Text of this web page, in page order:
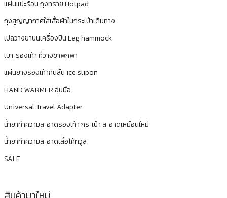
แผ่นแปะร้อน ถุงทราย Hotpad
ถุงสูญญากาศใส่เสื้อผ้าในกระเป๋าเดินทาง
เปลวางขาบนเครื่องบิน Leg hammock
เบาะรองเท้า ที่วางขาพกพา
แผ่นยางรองเท้ากันลื่น ice slipon
HAND WARMER อุ่นมือ
Universal Travel Adapter
น้ำยาทำความสะอาดรองเท้า กระเป๋า สะอาดเหมือนใหม่
น้ำยาทำความสะอาดเสื้อโค้ทวูล
SALE